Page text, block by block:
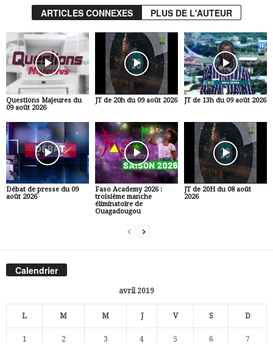
ARTICLES CONNEXES PLUS DE L'AUTEUR
Questions Majeures du
09 août 2026
JT de 20h du 09 août 2026 JT de 13h du 09 août 2026
Débat de presse du 09
août 2026
Faso Academy 2026 :
troisième manche
éliminatoire de
Ouagadougou
JT de 20H du 08 août
2026
Calendrier
avril 2019
L M M J V S D
1 2 3 4 5 6 7